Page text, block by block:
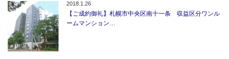
2018.1.26
【ご成約御礼】札幌市中央区南十一条 収益区分ワンル
ームマンション…